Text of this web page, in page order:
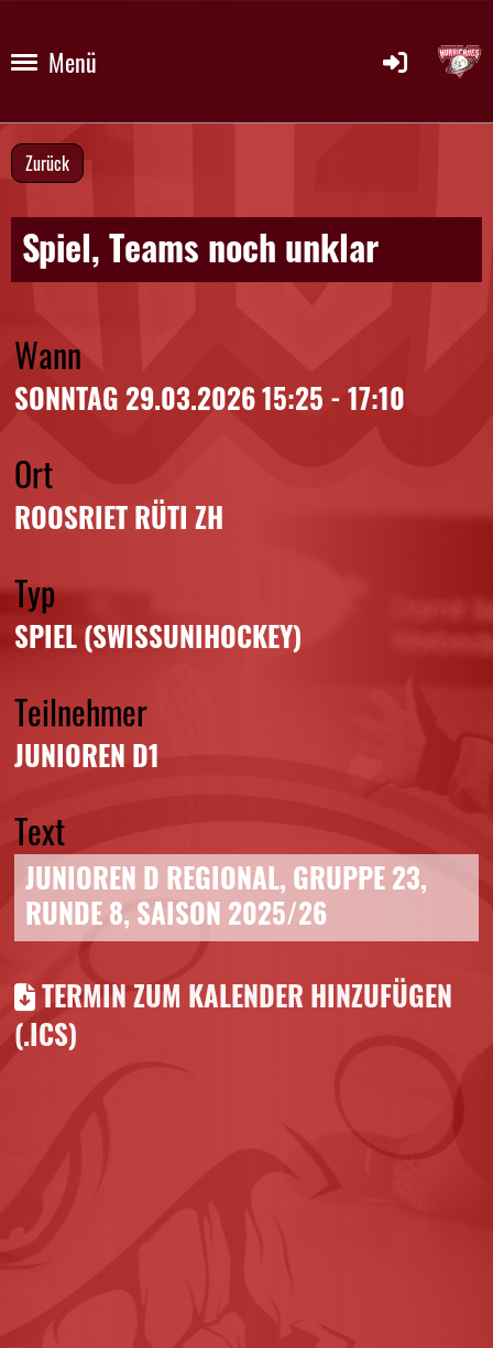
Menü
Zurück
Spiel, Teams noch unklar
Wann
SONNTAG 29.03.2026 15:25 - 17:10
Ort
ROOSRIET RÜTI ZH
Typ
SPIEL (SWISSUNIHOCKEY)
Teilnehmer
JUNIOREN D1
Text
JUNIOREN D REGIONAL, GRUPPE 23,
RUNDE 8, SAISON 2025/26
TERMIN ZUM KALENDER HINZUFÜGEN
(.ICS)